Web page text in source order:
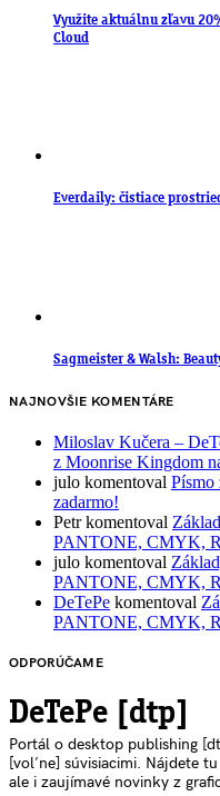
Využite aktuálnu zľavu
Cloud
Everdaily: čistiace
Sagmeister & Walsh:
NAJNOVŠIE KOMENTÁRE
Miloslav Kučera –
z Moonrise Kingdom
julo komentoval Písmo
zadarmo!
Petrkomentoval
PANTONE, CMYK,
julo komentoval
PANTONE, CMYK,
DeTePe komentoval
PANTONE, CMYK,
ODPORÚČAME
DeTePe [dtp]
Portál o desktop publishing
[voľne] súvisiacimi. Nájdete
ale i zaujímavé novinky z